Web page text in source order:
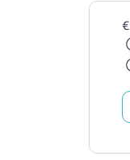
€